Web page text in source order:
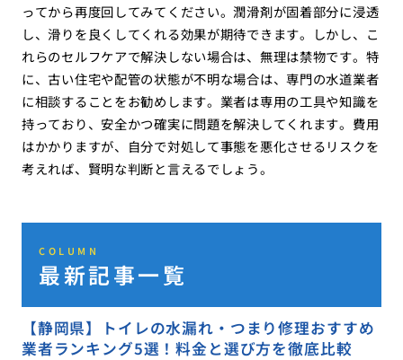
ってから再度回してみてください。潤滑剤が固着部分に浸透
し、滑りを良くしてくれる効果が期待できます。しかし、こ
れらのセルフケアで解決しない場合は、無理は禁物です。特
に、古い住宅や配管の状態が不明な場合は、専門の水道業者
に相談することをお勧めします。業者は専用の工具や知識を
持っており、安全かつ確実に問題を解決してくれます。費用
はかかりますが、自分で対処して事態を悪化させるリスクを
考えれば、賢明な判断と言えるでしょう。
COLUMN
最新記事一覧
【静岡県】トイレの水漏れ・つまり修理おすすめ
業者ランキング5選！料金と選び方を徹底比較